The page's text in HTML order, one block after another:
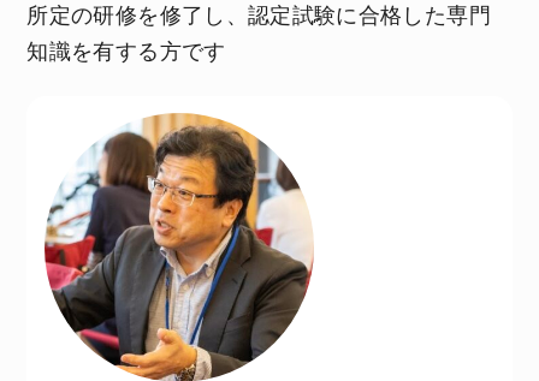
所定の研修を修了し、認定試験に合格した専門
知識を有する方です